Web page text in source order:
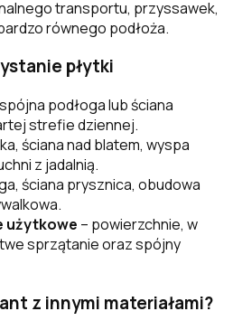
transportu, przyssawek,
równego podłoża.
płytki
podłoga lub ściana
strefie dziennej.
ściana nad blatem, wyspa
z jadalnią.
ściana prysznica, obudowa
użytkowe – powierzchnie, w
sprzątanie oraz spójny
z innymi materiałami?